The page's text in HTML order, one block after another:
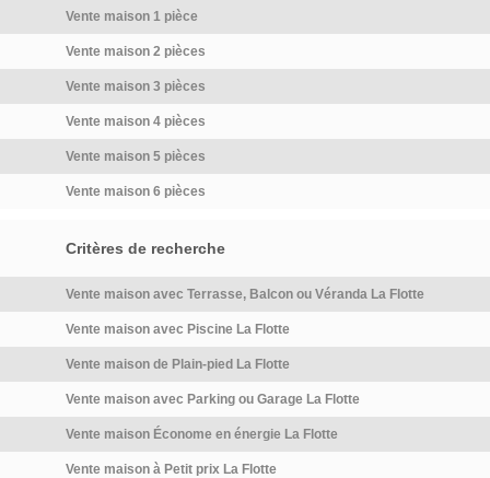
Vente maison 1 pièce
Vente maison 2 pièces
Vente maison 3 pièces
Vente maison 4 pièces
Vente maison 5 pièces
Vente maison 6 pièces
Critères de recherche
Vente maison avec Terrasse, Balcon ou Véranda La Flotte
Vente maison avec Piscine La Flotte
Vente maison de Plain-pied La Flotte
Vente maison avec Parking ou Garage La Flotte
Vente maison Économe en énergie La Flotte
Vente maison à Petit prix La Flotte